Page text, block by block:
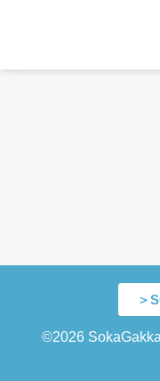
＞
©2026